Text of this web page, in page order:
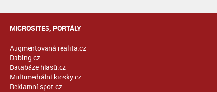
MICROSITES, PORTÁLY
Augmentovaná realita.cz
Dabing.cz
Databáze hlasů.cz
Multimediální kiosky.cz
Reklamní spot.cz